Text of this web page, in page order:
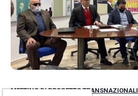
MEETING DI PROGETTO TRANSNAZIONALI